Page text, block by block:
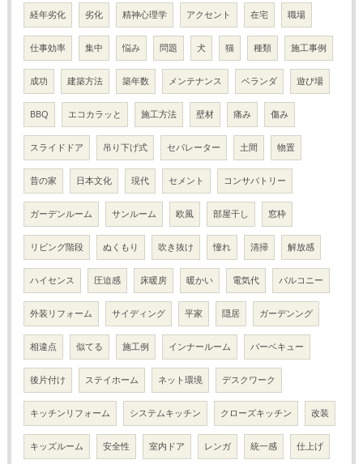
経年劣化 劣化 精神心理学 アクセント 在宅 職場
仕事効率 集中 悩み 問題 犬 猫 種類 施工事例
成功 建築方法 築年数 メンテナンス ベランダ 遊び場
BBQ エコカラッと 施工方法 壁材 痛み 傷み
スライドドア 吊り下げ式 セパレーター 土間 物置
昔の家 日本文化 現代 セメント コンサバトリー
ガーデンルーム サンルーム 欧風 部屋干し 窓枠
リビング階段 ぬくもり 吹き抜け 憧れ 清掃 解放感
ハイセンス 圧迫感 床暖房 暖かい 電気代 バルコニー
外装リフォーム サイディング 平家 隠居 ガーデンング
相違点 似てる 施工例 インナールーム バーベキュー
後片付け ステイホーム ネット環境 デスクワーク
キッチンリフォーム システムキッチン クローズキッチン 改装
キッズルーム 安全性 室内ドア レンガ 統一感 仕上げ